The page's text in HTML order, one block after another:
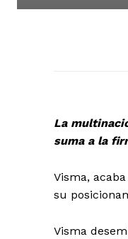
La
suma a la
Visma,
su
Visma